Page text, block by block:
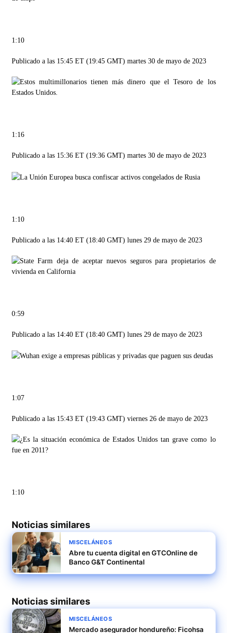
1:10
Publicado a las 15:45 ET (19:45 GMT) martes 30 de mayo de 2023
1:16
Publicado a las 15:36 ET (19:36 GMT) martes 30 de mayo de 2023
1:10
Publicado a las 14:40 ET (18:40 GMT) lunes 29 de mayo de 2023
0:59
Publicado a las 14:40 ET (18:40 GMT) lunes 29 de mayo de 2023
1:07
Publicado a las 15:43 ET (19:43 GMT) viernes 26 de mayo de 2023
1:10
Noticias similares
MISCELÁNEOS
Abre tu cuenta digital en GTCOnline de
Banco G&T Continental
Noticias similares
MISCELÁNEOS
Mercado asegurador hondureño: Ficohsa